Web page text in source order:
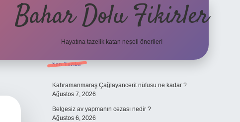
Bahar Dolu Fikirler
Hayatına tazelik katan neşeli öneriler!
Sidebar
Son Yazılar
Kahramanmaraş Çağlayancerit nüfusu ne kadar ?
Ağustos 7, 2026
Belgesiz av yapmanın cezası nedir ?
Ağustos 6, 2026